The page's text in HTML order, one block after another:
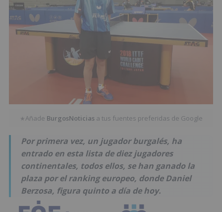
★Añade BurgosNoticias a tus fuentes preferidas de Google
Por primera vez, un jugador burgalés, ha
entrado en esta lista de diez jugadores
continentales, todos ellos, se han ganado la
plaza por el ranking europeo, donde Daniel
Berzosa, figura quinto a día de hoy.